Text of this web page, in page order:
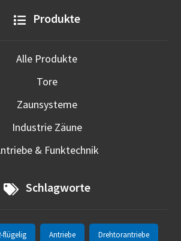
Produkte
Alle Produkte
Tore
Zaunsysteme
Industrie Zäune
& Funktechnik
Schlagworte
flügelig Antriebe Drehtorantriebe